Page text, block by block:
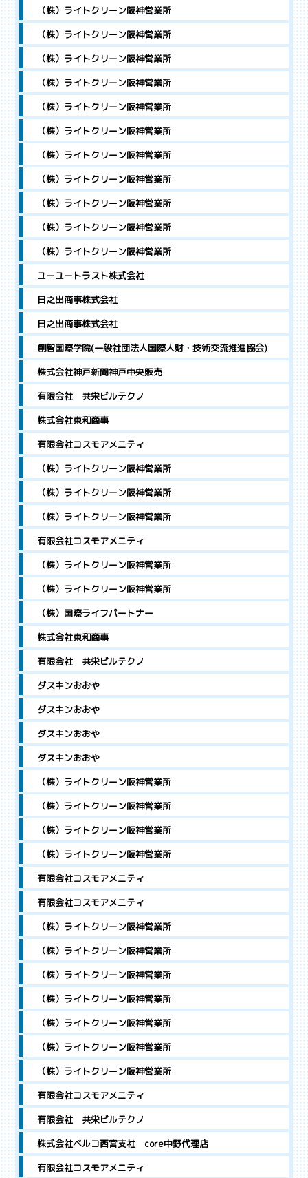
（株）ライトクリーン阪神営業所
（株）ライトクリーン阪神営業所
（株）ライトクリーン阪神営業所
（株）ライトクリーン阪神営業所
（株）ライトクリーン阪神営業所
（株）ライトクリーン阪神営業所
（株）ライトクリーン阪神営業所
（株）ライトクリーン阪神営業所
（株）ライトクリーン阪神営業所
（株）ライトクリーン阪神営業所
（株）ライトクリーン阪神営業所
ユーユートラスト株式会社
日之出商事株式会社
日之出商事株式会社
創智国際学院(一般社団法人国際人財・技術交流推進協会)
株式会社神戸新聞神戸中央販売
有限会社 共栄ビルテクノ
株式会社東和商事
有限会社コスモアメニティ
（株）ライトクリーン阪神営業所
（株）ライトクリーン阪神営業所
（株）ライトクリーン阪神営業所
有限会社コスモアメニティ
（株）ライトクリーン阪神営業所
（株）ライトクリーン阪神営業所
（株）国際ライフパートナー
株式会社東和商事
有限会社 共栄ビルテクノ
ダスキンおおや
ダスキンおおや
ダスキンおおや
ダスキンおおや
（株）ライトクリーン阪神営業所
（株）ライトクリーン阪神営業所
（株）ライトクリーン阪神営業所
（株）ライトクリーン阪神営業所
有限会社コスモアメニティ
有限会社コスモアメニティ
（株）ライトクリーン阪神営業所
（株）ライトクリーン阪神営業所
（株）ライトクリーン阪神営業所
（株）ライトクリーン阪神営業所
（株）ライトクリーン阪神営業所
（株）ライトクリーン阪神営業所
（株）ライトクリーン阪神営業所
有限会社コスモアメニティ
有限会社 共栄ビルテクノ
株式会社ベルコ西宮支社 core中野代理店
有限会社コスモアメニティ